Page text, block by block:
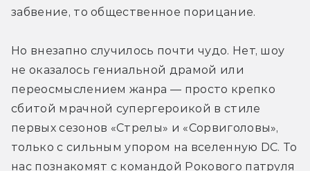
забвение, то общественное порицание.
Но внезапно случилось почти чудо. Нет, шоу
не оказалось гениальной драмой или
переосмыслением жанра — просто крепко
сбитой мрачной супергероикой в стиле
первых сезонов «Стрелы» и «Сорвиголовы»,
только с сильным упором на вселенную DC. То
нас познакомят с командой Рокового патруля